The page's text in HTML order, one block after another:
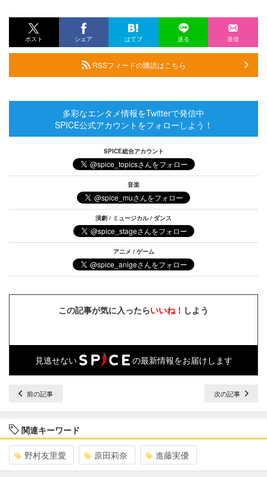
ポスト シェア はてブ 送る 送信
RSSフィードの購読はこちら
多彩なエンタメ情報をTwitterで発信中
SPICE公式アカウントをフォローしよう！
SPICE総合アカウント
音楽
演劇 / ミュージカル / ダンス
アニメ / ゲーム
この記事が気に入ったらいいね！ しよう
見逃せない の最新情報をお届けします
前の記事 次の記事
関連キーワード
野村友里愛 原田莉奈 進藤実優